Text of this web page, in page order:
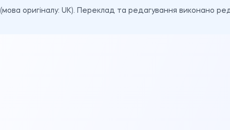
(мова оригіналу: UK). Переклад та редагування виконано